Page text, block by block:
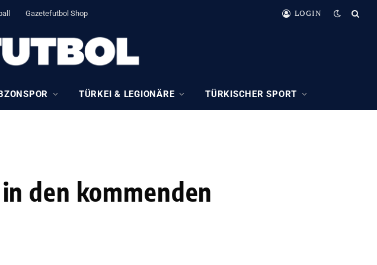
Gazetefutbol Shop LOGIN
TÜRKEI & LEGIONÄRE TÜRKISCHER SPORT
den kommenden